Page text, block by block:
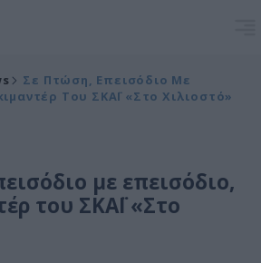
Σε Πτώση, Επεισόδιο Με
Του ΣΚΑΪ «Στο Χιλιοστό»
με επεισόδιο,
του ΣΚΑΪ «Στο